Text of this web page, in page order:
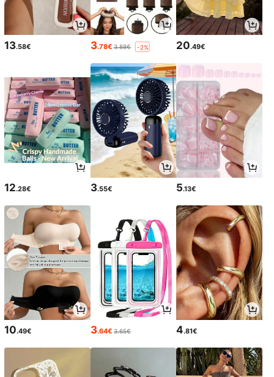
13.58€ 3.78€ 3.88€ -2% 20.49€
12.28€ 3.55€ 5.13€
10.49€ 3.64€ 3.65€ 4.81€